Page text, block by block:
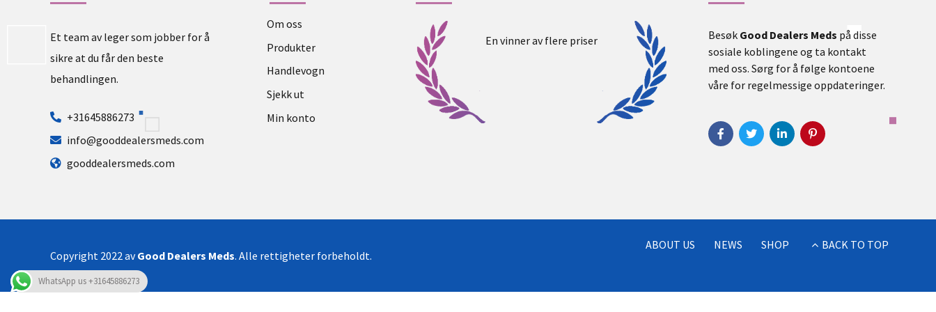
Et team av leger som jobber for å
sikre at du får den beste
behandlingen.
+31645886273
info@gooddealersmeds.com
gooddealersmeds.com
Om oss
Produkter
Handlevogn
Sjekk ut
Min konto
En vinner av flere priser Besøk Good Dealers Meds på disse
sosiale koblingene og ta kontakt
med oss. Sørg for å følge kontoene
våre for regelmessige oppdateringer.
Copyright 2022 avGood Dealers Meds. Alle rettigheter forbeholdt.
ABOUT US NEWS SHOP BACK TO TOP
WhatsApp us +31645886273